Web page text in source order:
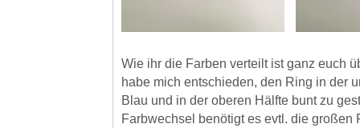
Wie ihr die Farben verteilt ist ganz euch
habe mich entschieden, den Ring in der
Blau und in der oberen Hälfte bunt zu
Farbwechsel benötigt es evtl. die großen